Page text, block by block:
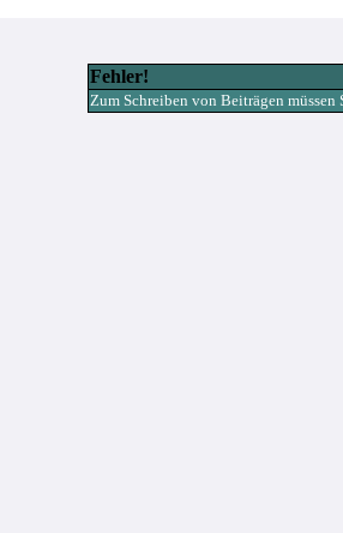
Fehler!
Zum Schreiben von Beiträgen